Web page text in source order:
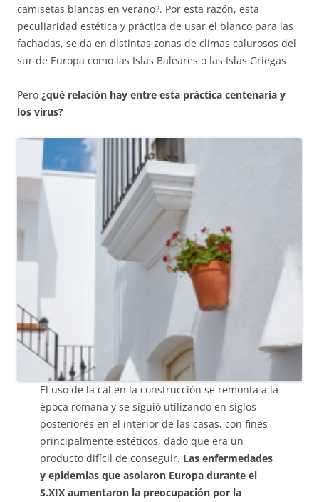
camisetas blancas en verano?. Por esta razón, esta
peculiaridad estética y práctica de usar el blanco para las
fachadas, se da en distintas zonas de climas calurosos del
sur de Europa como las Islas Baleares o las Islas Griegas
Pero ¿qué relación hay entre esta práctica centenaria y
los virus?
El uso de la cal en la construcción se remonta a la
época romana y se siguió utilizando en siglos
posteriores en el interior de las casas, con fines
principalmente estéticos, dado que era un
producto difícil de conseguir. Las enfermedades
y epidemias que asolaron Europa durante el
S.XIX aumentaron la preocupación por la